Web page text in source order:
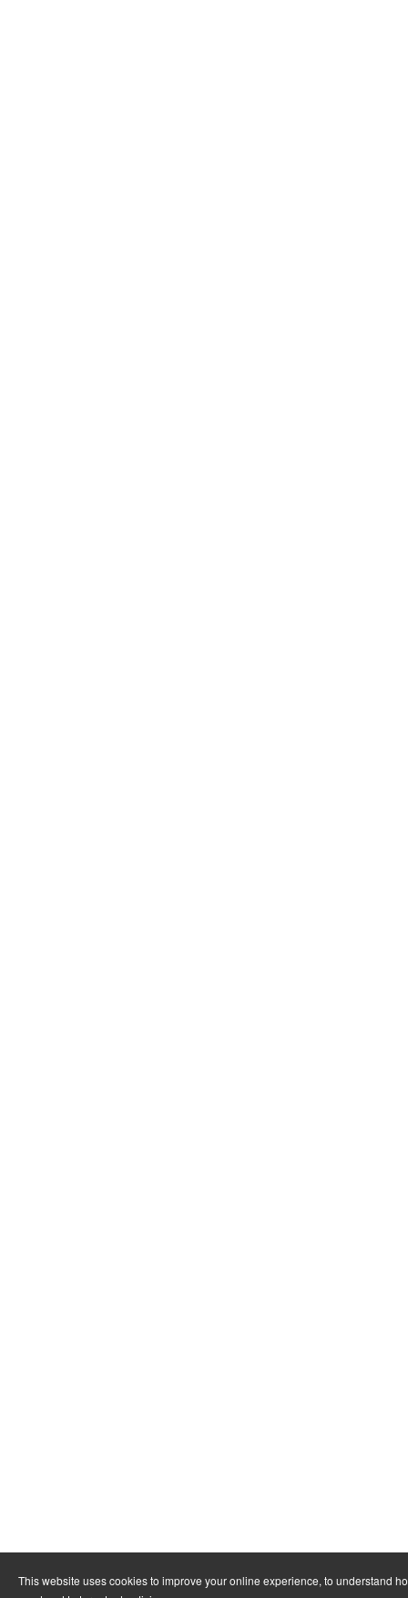
This website uses cookies to improve your online experience, to understand